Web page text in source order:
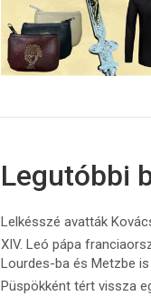
Legutóbbi
Lelkésszé avatták
XIV. Leó pápa
Lourdes-ba és Metzbe
Püspökként tért vissza